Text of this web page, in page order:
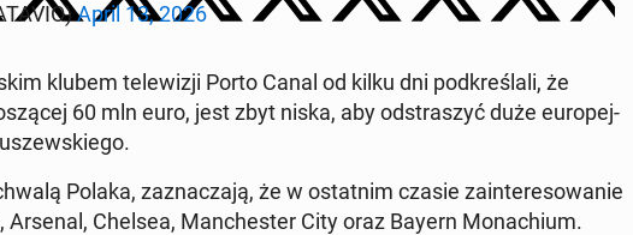
April 13, 2026
klubem te­le­wi­zji Porto Canal od kilku dni pod­kre­śla­li, że
60 mln euro, jest zbyt niska, aby od­stra­szyć duże eu­ro­pej­
Polaka, za­zna­cza­ją, że w ostat­nim czasie za­in­te­re­so­wa­nie
Chelsea, Man­che­ster City oraz Bayern Mo­na­chium.